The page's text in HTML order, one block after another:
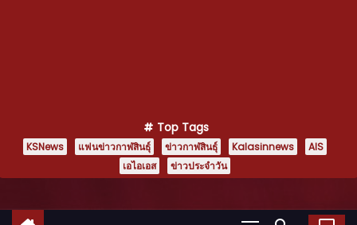
Top Tags
KSNews แฟนข่าวกาฬสินธุ์ ข่าวกาฬสินธุ์ Kalasinnews
AIS
เอไอเอส
ข่าวประจำวัน